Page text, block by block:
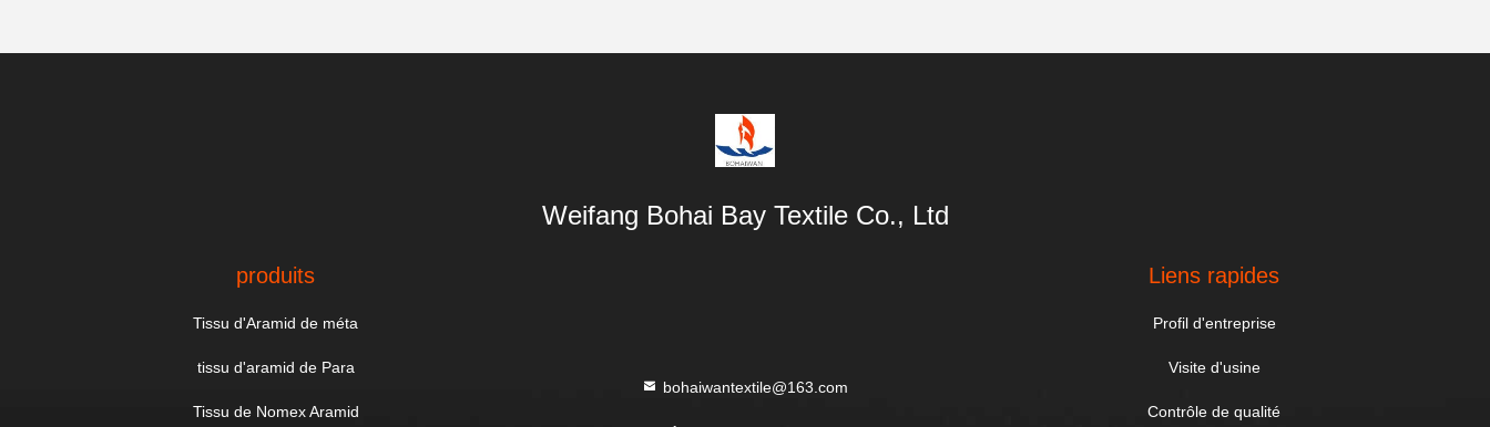
Weifang Bohai Bay Textile Co., Ltd
produits
Tissu d'Aramid de méta
tissu d'aramid de Para
Tissu de Nomex Aramid
bohaiwantextile@163.com
Liens rapides
Profil d'entreprise
Visite d'usine
Contrôle de qualité